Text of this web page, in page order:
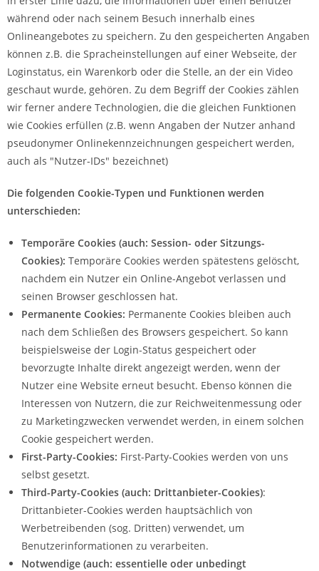
während oder nach seinem Besuch innerhalb eines
Onlineangebotes zu speichern. Zu den gespeicherten Angaben
können z.B. die Spracheinstellungen auf einer Webseite, der
Loginstatus, ein Warenkorb oder die Stelle, an der ein Video
geschaut wurde, gehören. Zu dem Begriff der Cookies zählen
wir ferner andere Technologien, die die gleichen Funktionen
wie Cookies erfüllen (z.B. wenn Angaben der Nutzer anhand
pseudonymer Onlinekennzeichnungen gespeichert werden,
auch als "Nutzer-IDs" bezeichnet)
Die folgenden Cookie-Typen und Funktionen werden
unterschieden:
Temporäre Cookies (auch: Session- oder Sitzungs-
Cookies): Temporäre Cookies werden spätestens gelöscht,
nachdem ein Nutzer ein Online-Angebot verlassen und
seinen Browser geschlossen hat.
Permanente Cookies: Permanente Cookies bleiben auch
nach dem Schließen des Browsers gespeichert. So kann
beispielsweise der Login-Status gespeichert oder
bevorzugte Inhalte direkt angezeigt werden, wenn der
Nutzer eine Website erneut besucht. Ebenso können die
Interessen von Nutzern, die zur Reichweitenmessung oder
zu Marketingzwecken verwendet werden, in einem solchen
Cookie gespeichert werden.
First-Party-Cookies: First-Party-Cookies werden von uns
selbst gesetzt.
Third-Party-Cookies (auch: Drittanbieter-Cookies):
Drittanbieter-Cookies werden hauptsächlich von
Werbetreibenden (sog. Dritten) verwendet, um
Benutzerinformationen zu verarbeiten.
Notwendige (auch: essentielle oder unbedingt